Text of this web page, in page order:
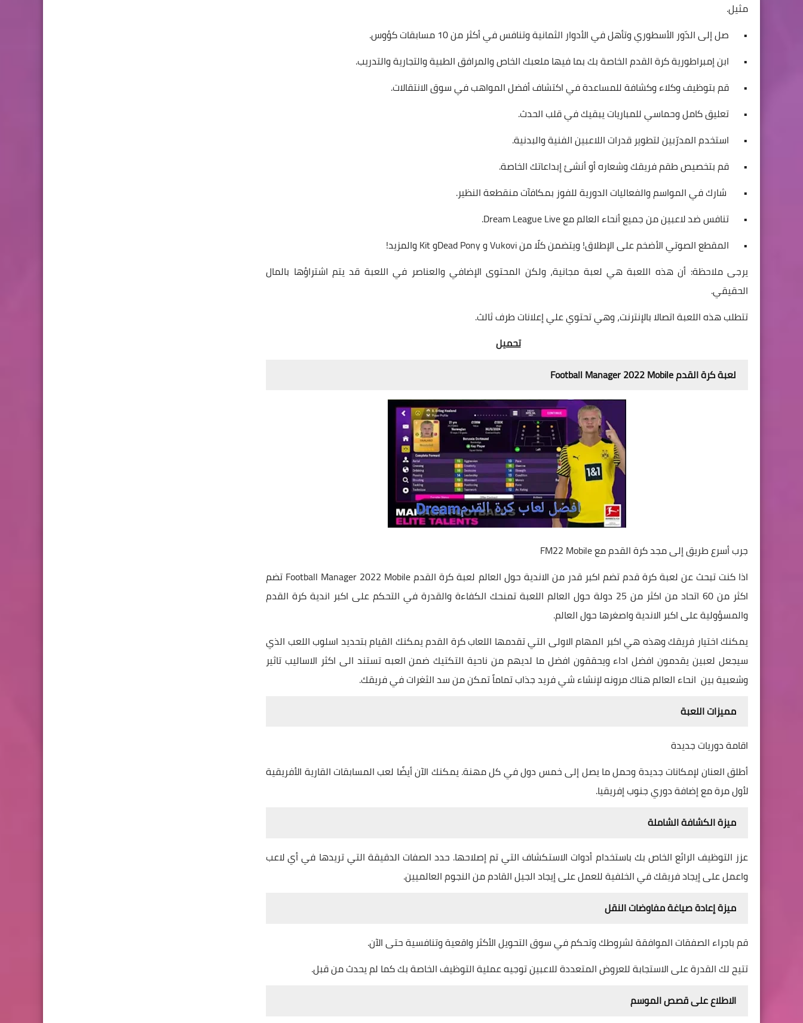
مثيل.
•
صل إلى الدّور الأسطوري وتأهل في الأدوار الثمانية وتنافس في أكثر من 10 مسابقات كؤوس.
•
ابن إمبراطورية كرة القدم الخاصة بك بما فيها ملعبك الخاص والمرافق الطبية والتجارية والتدريب.
•
قم بتوظيف وكلاء وكشافة للمساعدة في اكتشاف أفضل المواهب في سوق الانتقالات.
•
تعليق كامل وحماسي للمباريات يبقيك في قلب الحدث.
•
استخدم المدرّبين لتطوير قدرات اللاعبين الفنية والبدنية.
•
قم بتخصيص طقم فريقك وشعاره أو أنشئ إبداعاتك الخاصة.
• شارك في المواسم والفعاليات الدورية للفوز بمكافآت منقطعة النظير.
•
تنافس ضد لاعبين من جميع أنحاء العالم مع Dream League Live.
•
المقطع الصوتي الأضخم على الإطلاق! ويتضمن كلًا من Vukovi و Dead Ponyو Kit والمزيد!
يرجى ملاحظة: أن هذه اللعبة هي لعبة مجانية، ولكن المحتوى الإضافي والعناصر في اللعبة قد يتم اشتراؤها بالمال
الحقيقي.
تتطلب هذه اللعبة اتصالا بالإنترنت، وهي تحتوي علي إعلانات طرف ثالث.
تحميل
لعبة كرة القدم Football Manager 2022 Mobile
جرب أسرع طريق إلى مجد كرة القدم مع FM22 Mobile
اذا كنت تبحث عن لعبة كرة قدم تضم اكبر قدر من الاندية حول العالم لعبة كرة القدم Football Manager 2022 Mobile تضم
اكثر من 60 اتحاد من اكثر من 25 دولة حول العالم اللعبة تمنحك الكفاءة والقدرة في التحكم على اكبر اندية كرة القدم
والمسؤولية على اكبر الاندية واصغرها حول العالم.
يمكنك اختيار فريقك وهذه هي اكبر المهام الاولى التي تقدمها اللعاب كرة القدم يمكنك القيام بتحديد اسلوب اللعب الذي
سيجعل لعبين يقدمون افضل اداء ويحققون افضل ما لديهم من ناحية التكتيك ضمن العبه تستند الى اكثر الاساليب تاثير
وشعبية بين انحاء العالم هناك مرونه لإنشاء شي فريد جذاب تماماً تمكن من سد الثغرات في فريقك.
مميزات اللعبة
اقامة دوريات جديدة
أطلق العنان لإمكانات جديدة وحمل ما يصل إلى خمس دول في كل مهنة. يمكنك الآن أيضًا لعب المسابقات القارية الأفريقية
لأول مرة مع إضافة دوري جنوب إفريقيا.
ميزة الكشافة الشاملة
عزز التوظيف الرائع الخاص بك باستخدام أدوات الاستكشاف التي تم إصلاحها. حدد الصفات الدقيقة التي تريدها في أي لاعب
واعمل على إيجاد فريقك في الخلفية للعمل على إيجاد الجيل القادم من النجوم العالميين.
ميزة إعادة صياغة مفاوضات النقل
قم باجراء الصفقات الموافقة لشروطك وتحكم في سوق التحويل الأكثر واقعية وتنافسية حتى الآن.
تتيح لك القدرة على الاستجابة للعروض المتعددة للاعبين توجيه عملية التوظيف الخاصة بك كما لم يحدث من قبل.
الاطلاع على قصص الموسم